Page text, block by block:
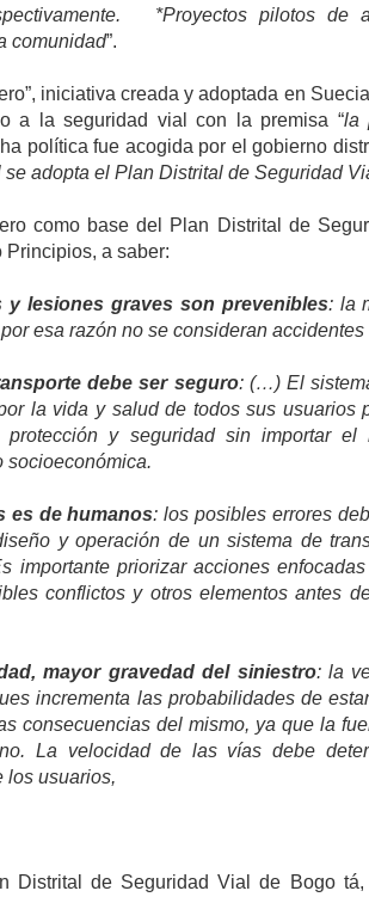
*Proyectos pilotos de
comunidad”.
iniciativa creada y adoptada en
a la seguridad vial con la premisa “la
política fue acogida por el gobierno
se adopta el Plan Distrital de Seguridad
como base del Plan Distrital de
Principios, a saber:
y lesiones graves son prevenibles: la
esa razón no se consideran
debe ser seguro: (…) El
la vida y salud de todos sus usuarios
protección y seguridad sin importar
socioeconómica.
es de humanos: los posibles errores
y operación de un sistema de
importante priorizar acciones
conflictos y otros elementos antes
mayor gravedad del siniestro: la
incrementa las probabilidades de
consecuencias del mismo, ya que la
La velocidad de las vías debe
los usuarios,
Distrital de Seguridad Vial de Bogo